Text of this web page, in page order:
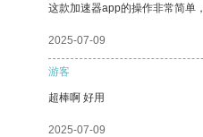
这款加速器app的操作非常简单
2025-07-09
游客
超棒啊 好用
2025-07-09